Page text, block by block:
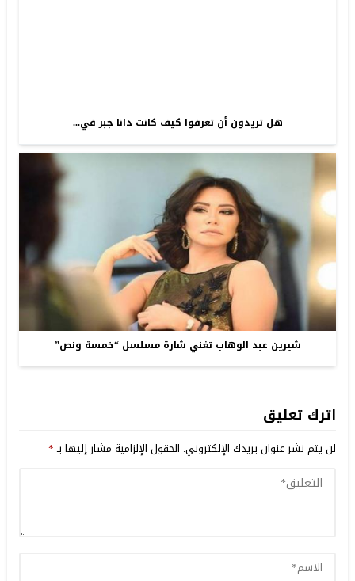
هل تريدون أن تعرفوا كيف كانت دانا جبر في...
شيرين عبد الوهاب تغني شارة مسلسل “خمسة ونص”
اترك تعليق
لن يتم نشر عنوان بريدك الإلكتروني. الحقول الإلزامية مشار إليها بـ*